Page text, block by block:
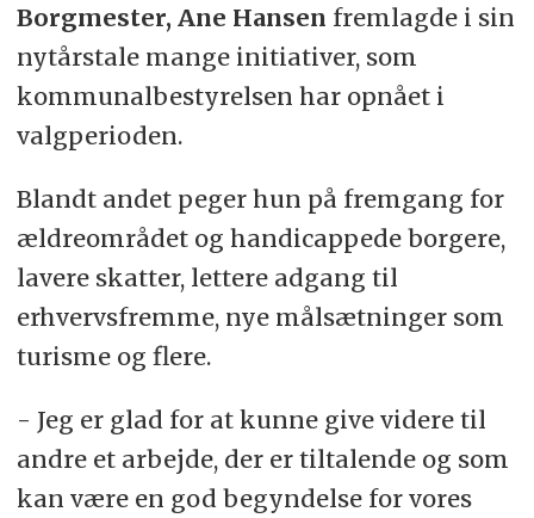
Borgmester, Ane Hansen fremlagde i sin
nytårstale mange initiativer, som
kommunalbestyrelsen har opnået i
valgperioden.
Blandt andet peger hun på fremgang for
ældreområdet og handicappede borgere,
lavere skatter, lettere adgang til
erhvervsfremme, nye målsætninger som
turisme og flere.
- Jeg er glad for at kunne give videre til
andre et arbejde, der er tiltalende og som
kan være en god begyndelse for vores